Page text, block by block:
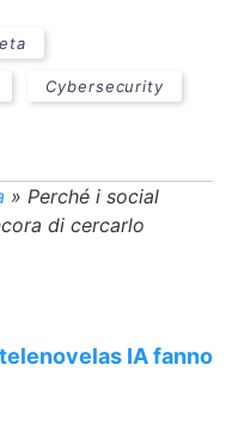
Cybersecurity
» Perché i social
di cercarlo
IA fanno